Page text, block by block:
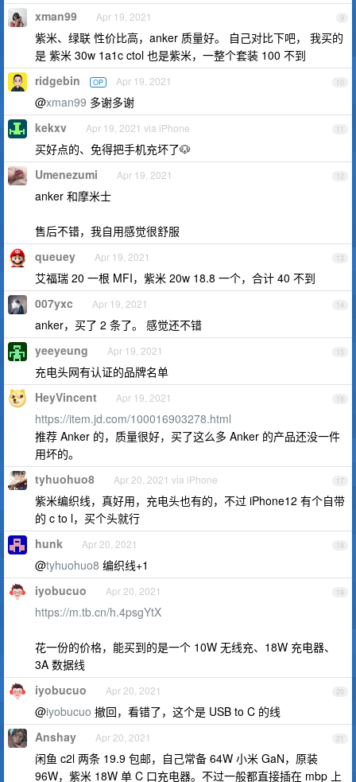
9
xman99 Apr 19, 2021
紫米、绿联 性价比高，anker 质量好。 自己对比下吧， 我买的
是 紫米 30w 1a1c ctol 也是紫米，一整个套装 100 不到
10
ridgebin OP Apr 19, 2021
@xman99 多谢多谢
11
kekxv Apr 19, 2021 via iPhone
买好点的、免得把手机充坏了🐶
12
Umenezumi Apr 19, 2021
anker 和摩米士
售后不错，我自用感觉很舒服
13
queuey Apr 19, 2021
艾福瑞 20 一根 MFI，紫米 20w 18.8 一个，合计 40 不到
14
007yxc Apr 19, 2021
anker，买了 2 条了。 感觉还不错
15
yeeyeung Apr 19, 2021
充电头网有认证的品牌名单
16
HeyVincent Apr 19, 2021
https://item.jd.com/100016903278.html
推荐 Anker 的，质量很好，买了这么多 Anker 的产品还没一件
用坏的。
17
tyhuohuo8 Apr 20, 2021 via iPhone
紫米编织线，真好用，充电头也有的，不过 iPhone12 有个自带
的 c to l，买个头就行
18
hunk Apr 20, 2021
@tyhuohuo8 编织线+1
19
iyobucuo Apr 20, 2021
https://m.tb.cn/h.4psgYtX
花一份的价格，能买到的是一个 10W 无线充、18W 充电器、
3A 数据线
20
iyobucuo Apr 20, 2021
@iyobucuo 撤回，看错了，这个是 USB to C 的线
21
Anshay Apr 20, 2021
闲鱼 c2l 两条 19.9 包邮，自己常备 64W 小米 GaN，原装
96W，紫米 18W 单 C 口充电器。不过一般都直接插在 mbp 上